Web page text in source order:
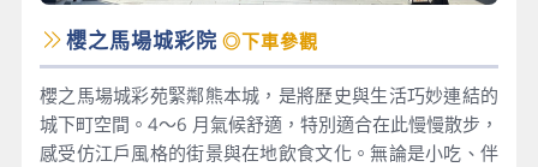
櫻之馬場城彩院 ◎下車參觀
櫻之馬場城彩苑緊鄰熊本城，是將歷史與生活巧妙連結的
城下町空間。4～6 月氣候舒適，特別適合在此慢慢散步，
感受仿江戶風格的街景與在地飲食文化。無論是小吃、伴